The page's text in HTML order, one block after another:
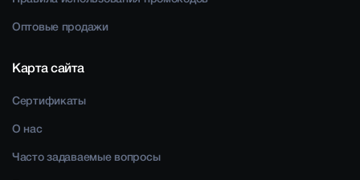
Оптовые продажи
Карта сайта
Сертификаты
О нас
Часто задаваемые вопросы